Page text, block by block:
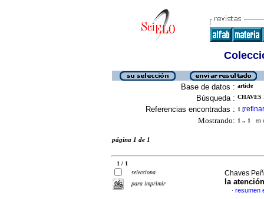
Base de datos : article
Búsqueda : CHAVES
Referencias encontradas : 1 [refinar
Mostrando: 1 .. 1 en
página 1 de 1
1 / 1
selecciona
para imprimir
Chaves
la atención
· resumen